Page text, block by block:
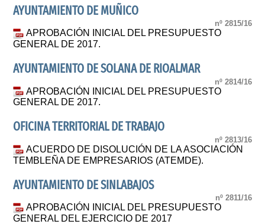
AYUNTAMIENTO DE MUÑICO
nº 2815/16
APROBACIÓN INICIAL DEL PRESUPUESTO
GENERAL DE 2017.
AYUNTAMIENTO DE SOLANA DE RIOALMAR
nº 2814/16
APROBACIÓN INICIAL DEL PRESUPUESTO
GENERAL DE 2017.
OFICINA TERRITORIAL DE TRABAJO
nº 2813/16
ACUERDO DE DISOLUCIÓN DE LA ASOCIACIÓN
TEMBLEÑA DE EMPRESARIOS (ATEMDE).
AYUNTAMIENTO DE SINLABAJOS
nº 2811/16
APROBACIÓN INICIAL DEL PRESUPUESTO
GENERAL DEL EJERCICIO DE 2017